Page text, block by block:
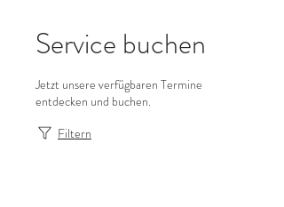
Service buchen
Jetzt unsere verfügbaren Termine
entdecken und buchen.
Filtern